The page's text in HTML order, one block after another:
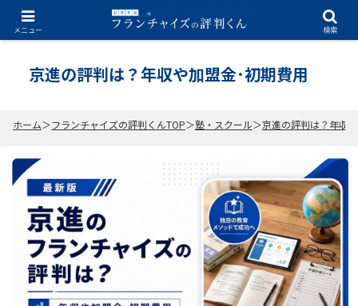
メニュー 検索
2026.07.06
京進の評判は？年収や加盟金･初期費用
ホーム フランチャイズの評判くんTOP 塾・スクール 京進の評判は？年収